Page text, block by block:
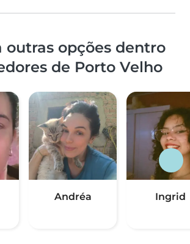
outras opções dentro
de Porto Velho
Andréa Ingrid